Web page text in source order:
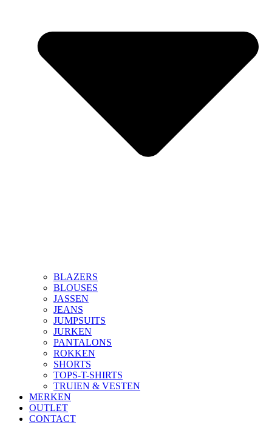
BLAZERS
BLOUSES
JASSEN
JEANS
JUMPSUITS
JURKEN
PANTALONS
ROKKEN
SHORTS
TOPS-T-SHIRTS
TRUIEN & VESTEN
MERKEN
OUTLET
CONTACT